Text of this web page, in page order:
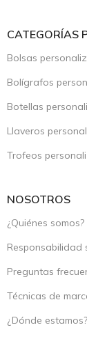
CATEGORÍAS
Bolsas
Bolígrafos
Botellas
Llaveros
Trofeos
NOSOTROS
¿Quiénes somos?
Responsabilidad
Preguntas
Técnicas de
¿Dónde estamos?